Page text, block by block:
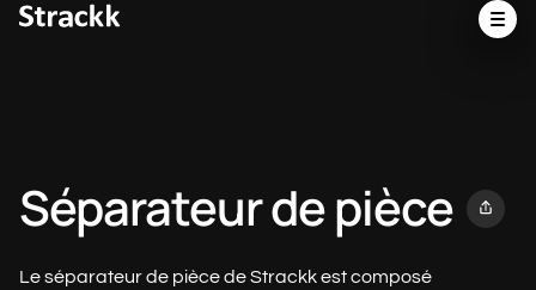
Séparateur de pièce
Le séparateur de pièce de Strackk est composé